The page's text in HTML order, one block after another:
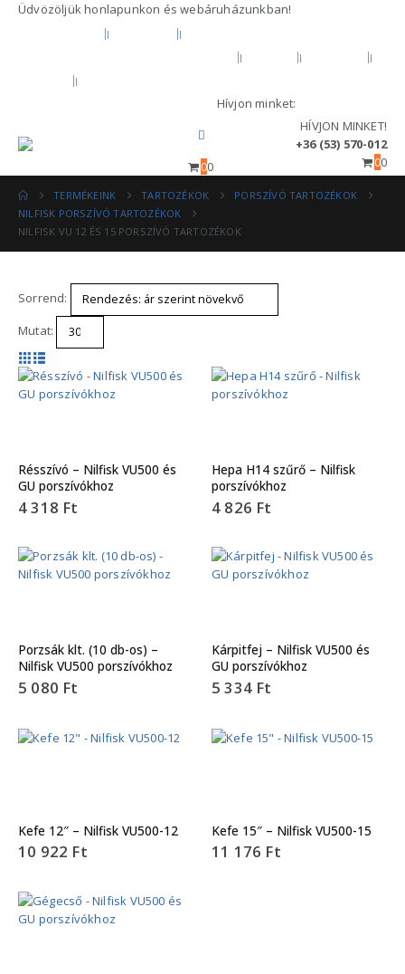
Üdvözöljük honlapunkon és webáruházunkban!
Hívjon minket:
00
HÍVJON MINKET!
+36 (53) 570-012
00
TERMÉKEINK TARTOZÉKOK
PORSZÍVÓ TARTOZÉKOK
NILFISK PORSZÍVÓ TARTOZÉKOK
NILFISK VU 12 ÉS 15 PORSZÍVÓ TARTOZÉKOK
Sorrend:
Mutat:
Résszívó – Nilfisk VU500 és
GU porszívókhoz
4 318 Ft
Hepa H14 szűrő – Nilfisk
porszívókhoz
4 826 Ft
Porzsák klt. (10 db-os) –
Nilfisk VU500 porszívókhoz
5 080 Ft
Kárpitfej – Nilfisk VU500 és
GU porszívókhoz
5 334 Ft
Kefe 12″ – Nilfisk VU500-12
10 922 Ft
Kefe 15″ – Nilfisk VU500-15
11 176 Ft